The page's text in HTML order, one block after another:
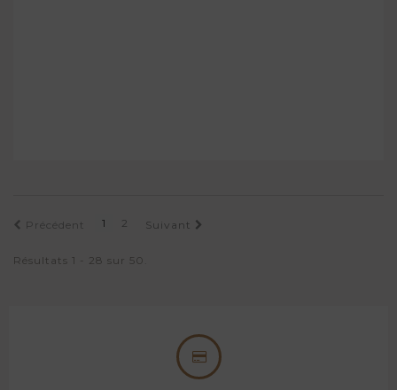
Précédent 1 2 Suivant
Résultats 1 - 28 sur 50.